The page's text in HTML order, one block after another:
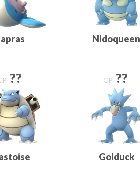
Nidoqueen
?? CP ??
Golduck